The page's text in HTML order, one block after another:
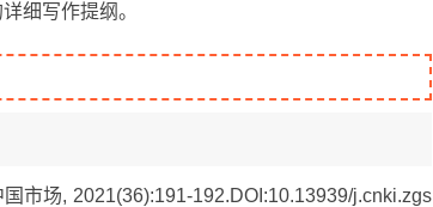
细写作提纲。
市场, 2021(36):191-192.DOI:10.13939/j.cnki.zgs